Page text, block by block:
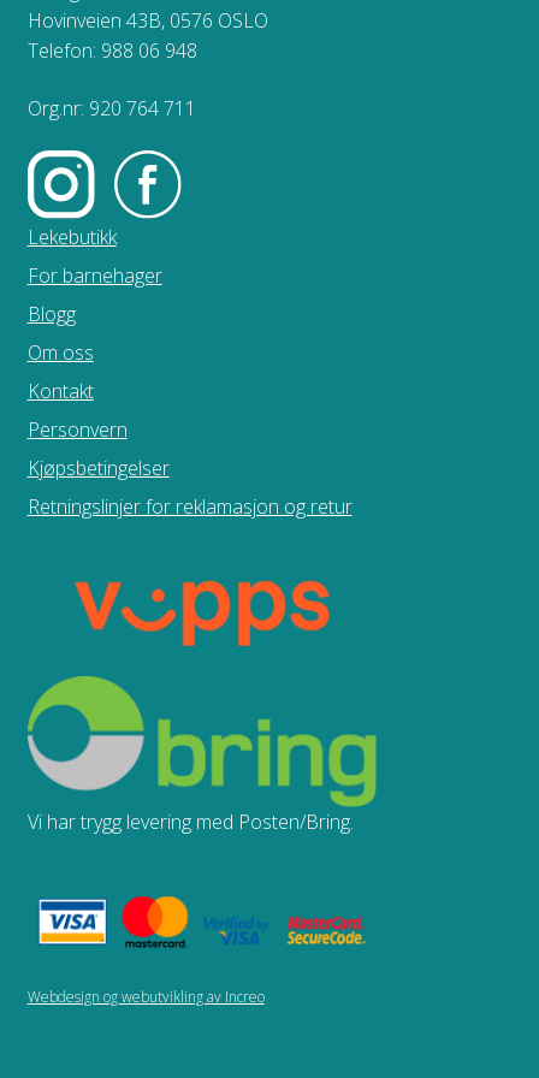
Hovinveien 43B, 0576 OSLO
Telefon: 988 06 948
Org.nr: 920 764 711
Lekebutikk
For barnehager
Blogg
Om oss
Kontakt
Personvern
Kjøpsbetingelser
Retningslinjer for reklamasjon og retur
Vi har trygg levering med Posten/Bring.
Webdesign og webutvikling av Increo